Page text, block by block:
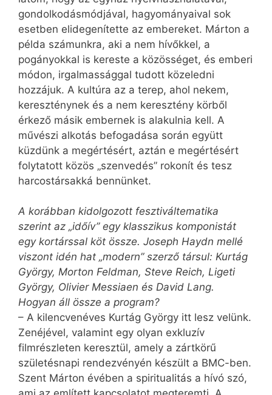
gondolkodásmódjával, hagyományaival sok
esetben elidegenítette az embereket. Márton a
példa számunkra, aki a nem hívőkkel, a
pogányokkal is kereste a közösséget, és emberi
módon, irgalmassággal tudott közeledni
hozzájuk. A kultúra az a terep, ahol nekem,
kereszténynek és a nem keresztény körből
érkező másik embernek is alakulnia kell. A
művészi alkotás befogadása során együtt
küzdünk a megértésért, aztán e megértésért
folytatott közös „szenvedés” rokonít és tesz
harcostársakká bennünket.
A korábban kidolgozott fesztiváltematika
szerint az „időív” egy klasszikus komponistát
egy kortárssal köt össze. Joseph Haydn mellé
viszont idén hat „modern” szerző társul: Kurtág
György, Morton Feldman, Steve Reich, Ligeti
György, Olivier Messiaen és David Lang.
Hogyan áll össze a program?
– A kilencvenéves Kurtág György itt lesz velünk.
Zenéjével, valamint egy olyan exkluzív
filmrészleten keresztül, amely a zártkörű
születésnapi rendezvényén készült a BMC-ben.
Szent Márton évében a spiritualitás a hívó szó,